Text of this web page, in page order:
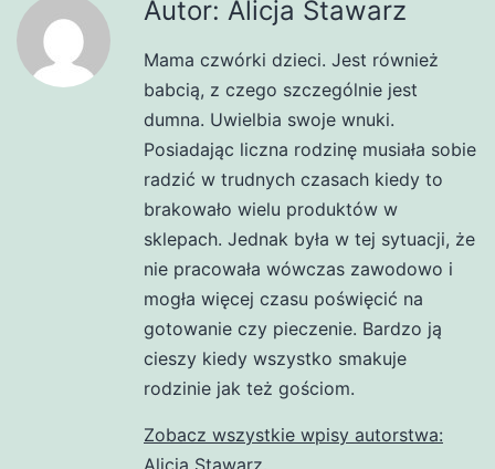
Autor: Alicja Stawarz
Mama czwórki dzieci. Jest również
babcią, z czego szczególnie jest
dumna. Uwielbia swoje wnuki.
Posiadając liczna rodzinę musiała sobie
radzić w trudnych czasach kiedy to
brakowało wielu produktów w
sklepach. Jednak była w tej sytuacji, że
nie pracowała wówczas zawodowo i
mogła więcej czasu poświęcić na
gotowanie czy pieczenie. Bardzo ją
cieszy kiedy wszystko smakuje
rodzinie jak też gościom.
Zobacz wszystkie wpisy autorstwa:
Alicja Stawarz.